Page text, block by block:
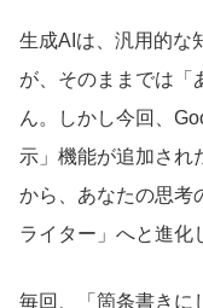
生成AIは、汎用的な
が、そのままでは「
ん。しかし今回、
示」機能が追加され
から、あなたの思考
ライター」へと進化
毎回、「箇条書きに